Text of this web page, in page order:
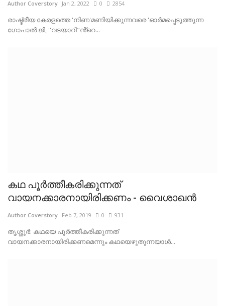
Author Coverstory Jan 2, 2022 0 2854
രാഷ്ട്രീയ കേരളത്തെ 'നിണ'മണിയിക്കുന്നവരെ 'ഓർമപ്പെടുത്തുന്ന
ഗോപാൽ ജി, ''വടയാറി"ൻ്റെ...
കഥ പൂര്‍ത്തീകരിക്കുന്നത്
വായനക്കാരനായിരിക്കണം - വൈശാഖന്‍
Author Coverstory Feb 7, 2019 0 931
തൃശ്ശൂര്‍: കഥയെ പൂര്‍ത്തീകരിക്കുന്നത്
വായനക്കാരനായിരിക്കണമെന്നും കഥയെഴുതുന്നയാള്‍...